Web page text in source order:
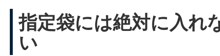
指定袋には絶対に入れ
い